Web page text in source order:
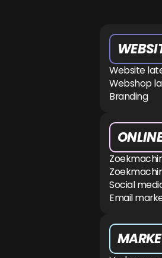
Website
Webshop
Branding
Social
Email